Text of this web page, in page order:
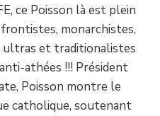
ce Poisson là est plein
frontistes, monarchistes,
ultras et traditionalistes
athées !!! Président
Poisson montre le
catholique, soutenant